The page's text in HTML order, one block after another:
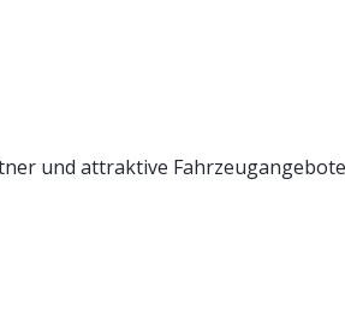
und attraktive